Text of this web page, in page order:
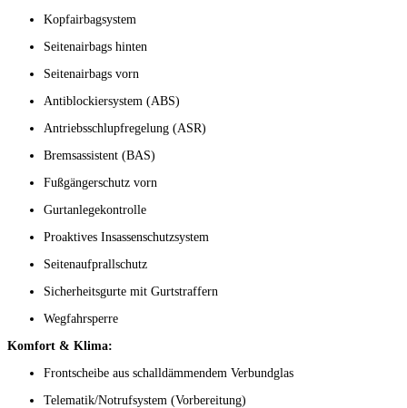
Kopfairbagsystem
Seitenairbags hinten
Seitenairbags vorn
Antiblockiersystem (ABS)
Antriebsschlupfregelung (ASR)
Bremsassistent (BAS)
Fußgängerschutz vorn
Gurtanlegekontrolle
Proaktives Insassenschutzsystem
Seitenaufprallschutz
Sicherheitsgurte mit Gurtstraffern
Wegfahrsperre
Komfort & Klima:
Frontscheibe aus schalldämmendem Verbundglas
Telematik/Notrufsystem (Vorbereitung)